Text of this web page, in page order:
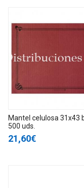
Mantel celulosa 31x43
500 uds.
21,60€